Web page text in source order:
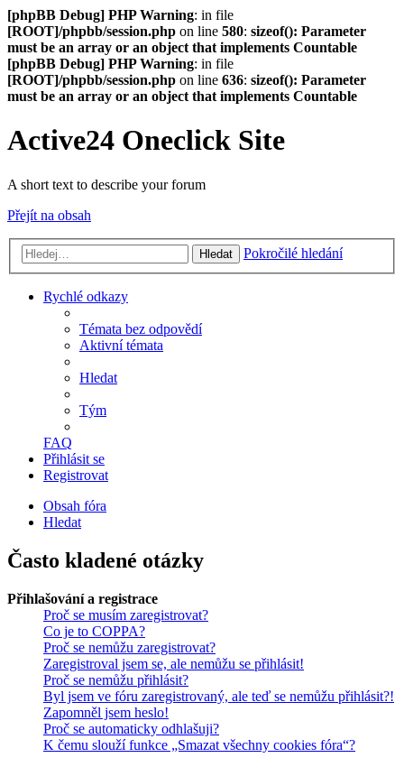
[phpBB Debug] PHP Warning: in file
[ROOT]/phpbb/session.php on line 580: sizeof(): Parameter
must be an array or an object that implements Countable
[phpBB Debug] PHP Warning: in file
[ROOT]/phpbb/session.php on line 636: sizeof(): Parameter
must be an array or an object that implements Countable
Active24 Oneclick Site
A short text to describe your forum
Přejít na obsah
Hledat Pokročilé hledání
Rychlé odkazy
Témata bez odpovědí
Aktivní témata
Hledat
Tým
FAQ
Přihlásit se
Registrovat
Obsah fóra
Hledat
Často kladené otázky
Přihlašování a registrace
Proč se musím zaregistrovat?
Co je to COPPA?
Proč se nemůžu zaregistrovat?
Zaregistroval jsem se, ale nemůžu se přihlásit!
Proč se nemůžu přihlásit?
Byl jsem ve fóru zaregistrovaný, ale teď se nemůžu přihlásit?!
Zapomněl jsem heslo!
Proč se automaticky odhlašuji?
K čemu slouží funkce „Smazat všechny cookies fóra“?